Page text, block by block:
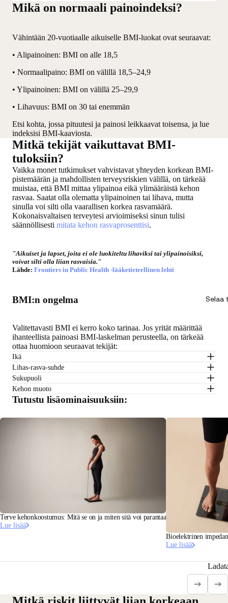
Selaa
Mikä on normaali painoindeksi?
Vähintään 20-vuotiaalle aikuiselle BMI-luokat ovat seuraavat:
• Alipainoinen: BMI on alle 18,5
• Normaalipaino: BMI on välillä 18,5–24,9
• Ylipainoinen: BMI on välillä 25–29,9
• Lihavuus: BMI on 30 tai enemmän
Etsi kohta, jossa pituutesi ja painosi leikkaavat toisensa, ja lue
indeksisi BMI-kaaviosta.
Mitkä tekijät vaikuttavat BMI-
tuloksiin?
Vaikka monet tutkimukset vahvistavat yhteyden korkean BMI-
pistemäärän ja mahdollisten terveysriskien välillä, on tärkeää
muistaa, että BMI mittaa ylipainoa eikä ylimääräistä kehon
rasvaa. Saatat olla olematta ylipainoinen tai lihava, mutta
sinulla voi silti olla vaarallisen korkea rasvamäärä.
Kokonaisvaltaisen terveytesi arvioimiseksi sinun tulisi
säännöllisesti mitata kehon rasvaprosenttisi.
"Aikuiset ja lapset, joita ei ole luokiteltu lihaviksi tai ylipainoisiksi,
voivat silti olla liian rasvaisia."
Lähde: Frontiers in Public Health -lääketieteellinen lehti
BMI:n ongelma
Valitettavasti BMI ei kerro koko tarinaa. Jos yrität määrittää
ihanteellista painoasi BMI-laskelman perusteella, on tärkeää
ottaa huomioon seuraavat tekijät:
Ikä
Lihas-rasva-suhde
Sukupuoli
Kehon muoto
Tutustu lisäominaisuuksiin:
Terve kehonkoostumus: Mitä se on ja miten sitä voi parantaa
Lue lisää
Bioelektrinen
Lue lisää